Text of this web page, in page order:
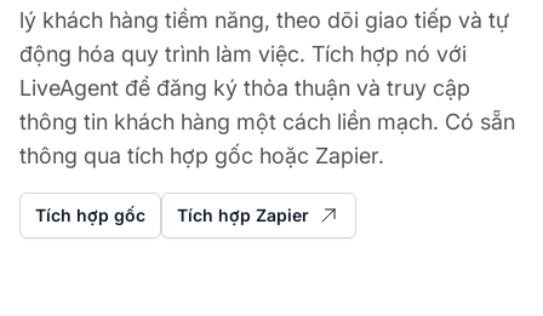
lý khách hàng tiềm năng, theo dõi giao tiếp và tự
động hóa quy trình làm việc. Tích hợp nó với
LiveAgent để đăng ký thỏa thuận và truy cập
thông tin khách hàng một cách liền mạch. Có sẵn
thông qua tích hợp gốc hoặc Zapier.
Tích hợp gốc Tích hợp Zapier